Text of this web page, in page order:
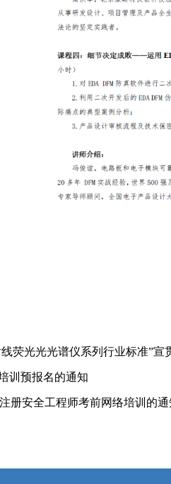
荧光光光谱仪系列行业标准”宣
训预报名的通知
册安全工程师考前网络培训的通